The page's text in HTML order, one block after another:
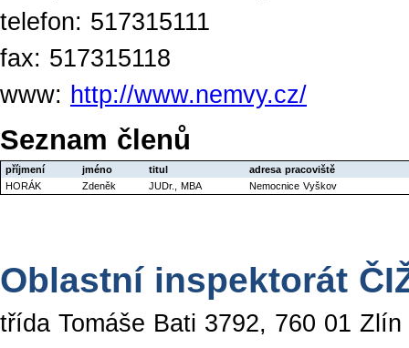
telefon: 517315111
fax: 517315118
www: http://www.nemvy.cz/
Seznam členů
příjmení jméno titul
adresa pracoviště
HORÁK
Zdeněk JUDr., MBA Nemocnice Vyškov
Oblastní inspektorát
třída Tomáše Bati 3792, 760 01 Zlín